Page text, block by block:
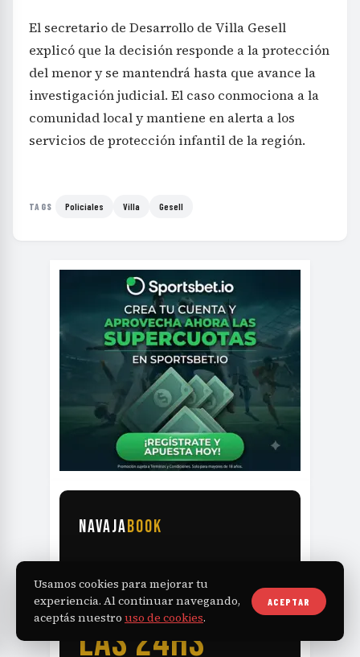
El secretario de Desarrollo de Villa Gesell
explicó que la decisión responde a la protección
del menor y se mantendrá hasta que avance la
investigación judicial. El caso conmociona a la
comunidad local y mantiene en alerta a los
servicios de protección infantil de la región.
TAGS Policiales Villa Gesell
NAVAJABOOK
TU BARBERÍA
RECIBE TURNOS
LAS 24HS
Usamos cookies para mejorar tu
experiencia. Al continuar navegando,
aceptás nuestro uso de cookies.
ACEPTAR